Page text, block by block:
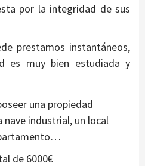
por la integridad de sus
prestamos instantáneos,
es muy bien estudiada y
una propiedad
nave industrial, un local
de 6000€